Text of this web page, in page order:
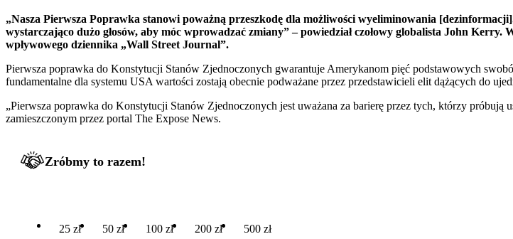
„Nasza Pierwsza Poprawka stanowi poważną przeszkodę dla możliwości wyeliminowania
wystarczająco dużo głosów, aby móc wprowadzać zmiany” – powiedział czołowy globalista John
wpływowego dziennika „Wall Street Journal”.
Pierwsza poprawka do Konstytucji Stanów Zjednoczonych gwarantuje Amerykanom pięć podstawowych
fundamentalne dla systemu USA wartości zostają obecnie podważane przez przedstawicieli elit dążących do
„Pierwsza poprawka do Konstytucji Stanów Zjednoczonych jest uważana za barierę przez tych, którzy
zamieszczonym przez portal The Expose News.
Zróbmy to razem!
25 zł 50 zł 100 zł 200 zł 500 zł